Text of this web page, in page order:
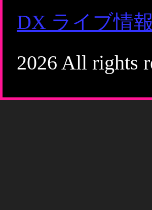
DX ライブ情報
2026 All rights